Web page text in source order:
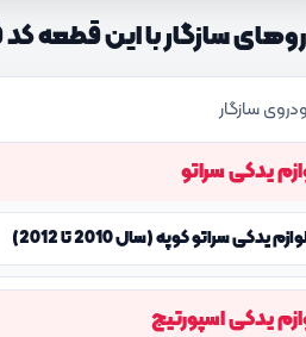
سازگار با این قطعه کد فنی
یدکی سراتو
یدکی سراتو کوپه (سال 2010 تا 2012)
یدکی اسپورتیج